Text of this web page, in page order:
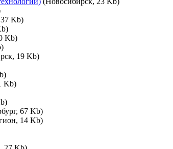
Kb)
Kb)
19 Kb)
Kb)
67 Kb)
14 Kb)